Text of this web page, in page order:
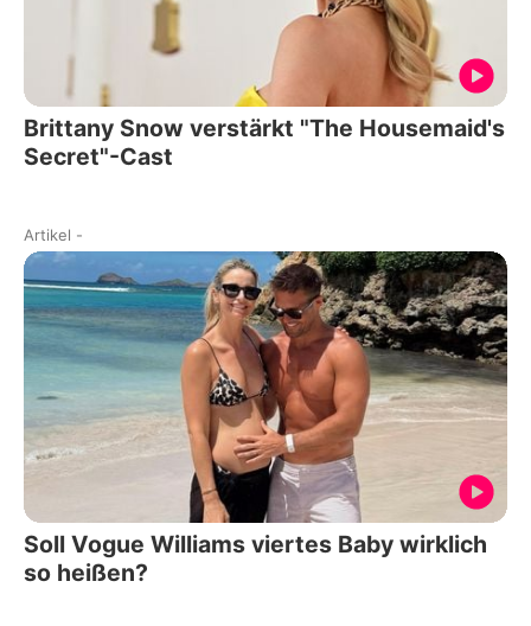
Brittany Snow verstärkt "The Housemaid's
Secret"-Cast
Artikel -
Soll Vogue Williams viertes Baby wirklich
so heißen?